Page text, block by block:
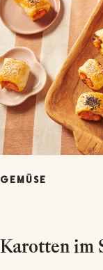
GEMÜSE
Karotten im